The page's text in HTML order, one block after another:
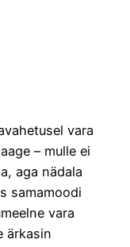
vara
– mulle ei
aga nädala
samamoodi
vara
ärkasin